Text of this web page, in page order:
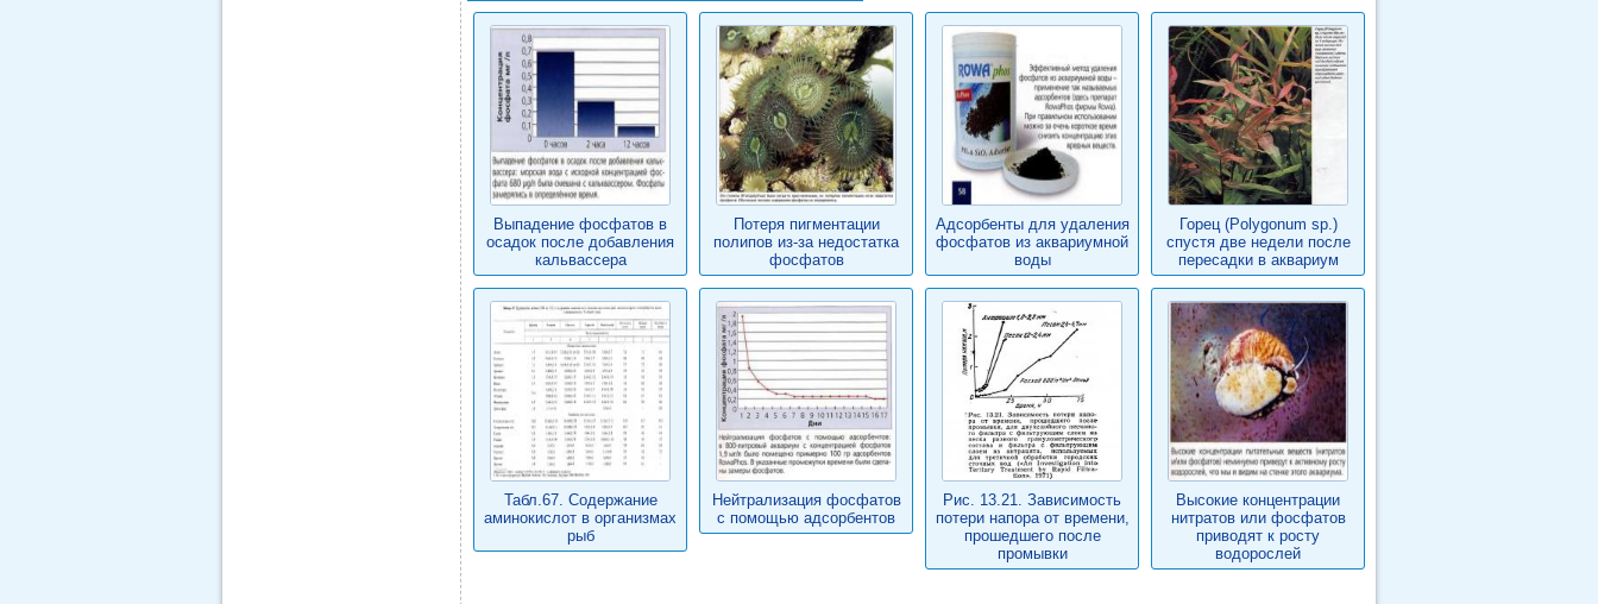
Выпадение фосфатов в
осадок после добавления
кальвассера
Потеря пигментации
полипов из-за недостатка
фосфатов
Адсорбенты для удаления
фосфатов из аквариумной
воды
Горец (Polygonum sp.)
спустя две недели после
пересадки в аквариум
Табл.67. Содержание
аминокислот в организмах
рыб
Нейтрализация фосфатов
с помощью адсорбентов
Рис. 13.21. Зависимость
потери напора от времени,
прошедшего после
промывки
Высокие концентрации
нитратов или фосфатов
приводят к росту
водорослей